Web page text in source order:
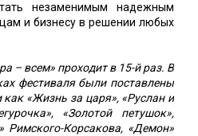
незаменимым надежным
и бизнесу в решении любых
– всем» проходит в 15-й раз. В
фестиваля были поставлены
как «Жизнь за царя», «Руслан и
«Золотой петушок»,
Римского-Корсакова, «Демон»